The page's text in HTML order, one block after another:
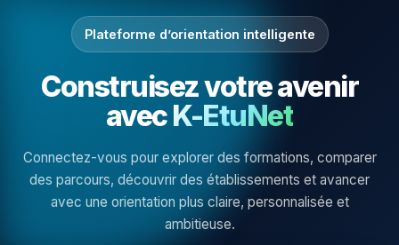
Plateforme d’orientation intelligente
Construisez votre avenir
avecK-EtuNet
Connectez-vous pour explorer des formations, comparer
des parcours, découvrir des établissements et avancer
avec une orientation plus claire, personnalisée et
ambitieuse.